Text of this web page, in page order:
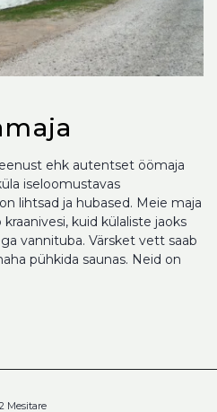
ehk autentset öömaja
iseloomustavas
lihtsad ja hubased. Meie maja
kuid külaliste jaoks
vannituba. Värsket vett saab
pühkida saunas. Neid on
Mesitare